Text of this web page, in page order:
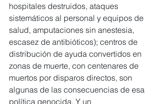
hospitales destruidos, ataques
sistemáticos al personal y equipos de
salud, amputaciones sin anestesia,
escasez de antibióticos); centros de
distribución de ayuda convertidos en
zonas de muerte, con centenares de
muertos por disparos directos, son
algunas de las consecuencias de esa
política genocida. Y un